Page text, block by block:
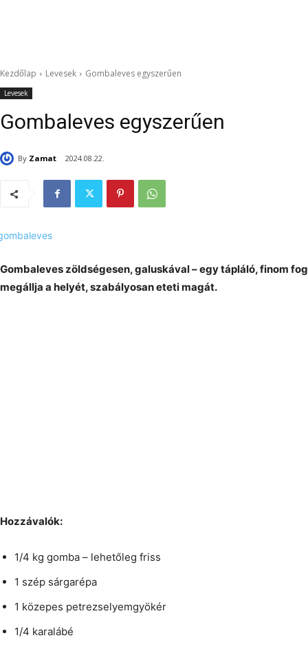
Kezdőlap Levesek Gombaleves egyszerűen
Levesek
Gombaleves egyszerűen
By Zamat 2024.08.22.
Gombaleves zöldségesen, galuskával – egy tápláló, finom
megállja a helyét, szabályosan eteti magát.
Hozzávalók:
1/4 kg gomba – lehetőleg friss
1 szép sárgarépa
1 közepes petrezselyemgyökér
1/4 karalábé